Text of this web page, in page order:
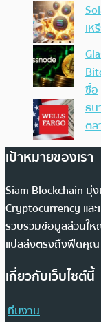
เห
ซื้อ
ธน
ตล
เป้าหมายของเรา
Siam Blockchain มุ่
Cryptocurrency และ
รวบรวมข้อมูลส่วนให
แปลส่งตรงถึงฟีดคุณ
เกี่ยวกับเว็บไซต์นี้
ทีมงาน